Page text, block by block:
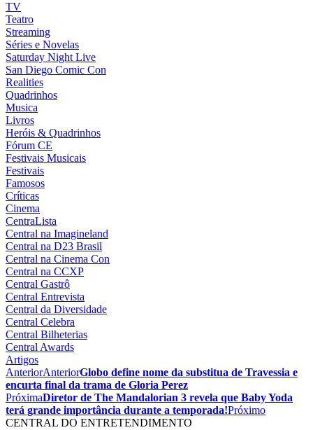
TV
Teatro
Streaming
Séries e Novelas
Saturday Night Live
San Diego Comic Con
Realities
Quadrinhos
Musica
Livros
Heróis & Quadrinhos
Fórum CE
Festivais Musicais
Festivais
Famosos
Críticas
Cinema
CentraLista
Central na Imagineland
Central na D23 Brasil
Central na Cinema Con
Central na CCXP
Central Gastrô
Central Entrevista
Central da Diversidade
Central Celebra
Central Bilheterias
Central Awards
Artigos
AnteriorAnteriorGlobo define nome da substitua de Travessia e
encurta final da trama de Gloria Perez
PróximaDiretor de The Mandalorian 3 revela que Baby Yoda
terá grande importância durante a temporada!Próximo
CENTRAL DO ENTRETENDIMENTO